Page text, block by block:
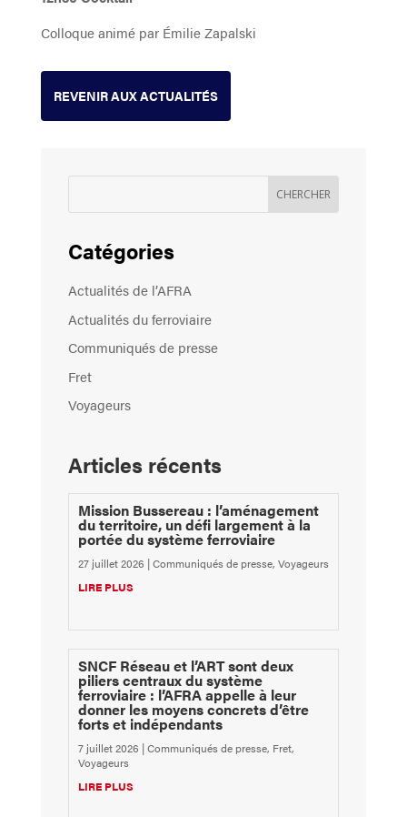
Colloque animé par Émilie Zapalski
REVENIR AUX ACTUALITÉS
Catégories
Actualités de l’AFRA
Actualités du ferroviaire
Communiqués de presse
Fret
Voyageurs
Articles récents
Mission Bussereau : l’aménagement
du territoire, un défi largement à la
portée du système ferroviaire
27 juillet 2026 |Communiqués de presse, Voyageurs
LIRE PLUS
SNCF Réseau et l’ART sont deux
piliers centraux du système
ferroviaire : l’AFRA appelle à leur
donner les moyens concrets d’être
forts et indépendants
7 juillet 2026 |Communiqués de presse, Fret,
Voyageurs
LIRE PLUS